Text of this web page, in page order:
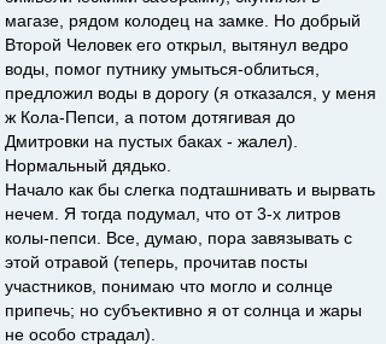
магазе, рядом колодец на замке. Но добрый
Второй Человек его открыл, вытянул ведро
воды, помог путнику умыться-облиться,
предложил воды в дорогу (я отказался, у меня
ж Кола-Пепси, а потом дотягивая до
Дмитровки на пустых баках - жалел).
Нормальный дядько.
Начало как бы слегка подташнивать и вырвать
нечем. Я тогда подумал, что от 3-х литров
колы-пепси. Все, думаю, пора завязывать с
этой отравой (теперь, прочитав посты
участников, понимаю что могло и солнце
припечь; но субъективно я от солнца и жары
не особо страдал).